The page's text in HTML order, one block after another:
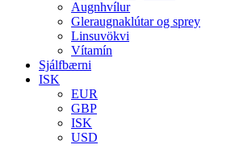
Augnhvílur
Gleraugnaklútar og sprey
Linsuvökvi
Vítamín
Sjálfbærni
ISK
EUR
GBP
ISK
USD